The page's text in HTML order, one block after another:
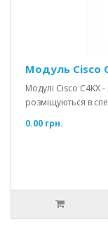
Модуль Cisco
Модулі Cisco C4KX
розміщуються в
0.00 грн.